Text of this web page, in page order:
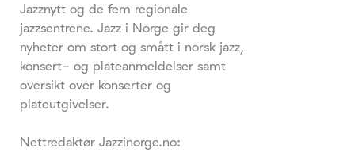
Jazznytt og de fem regionale
jazzsentrene. Jazz i Norge gir deg
nyheter om stort og smått i norsk jazz,
konsert- og plateanmeldelser samt
oversikt over konserter og
plateutgivelser.
Nettredaktør Jazzinorge.no: